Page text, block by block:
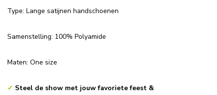
Type: Lange satijnen handschoenen
Samenstelling: 100% Polyamide
Maten: One size
✓ Steel de show met jouw favoriete feest &